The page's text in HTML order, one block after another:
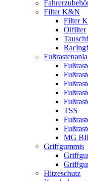
Filter K&N
Filter
Ölfilter
TSS
MG
Griffgummis
Hitzeschutz